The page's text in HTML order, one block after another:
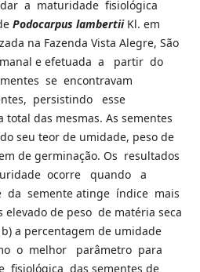
a maturidade fisiológica
Podocarpus lambertiiKl. em
na Fazenda Vista Alegre, São
e efetuada a partir do
se encontravam
persistindo esse
das mesmas. As sementes
seu teor de umidade, peso de
de germinação. Os resultados
ocorre quando a
da semente atinge índice mais
de peso de matéria seca
a percentagem de umidade
o melhor parâmetro para
das sementes de